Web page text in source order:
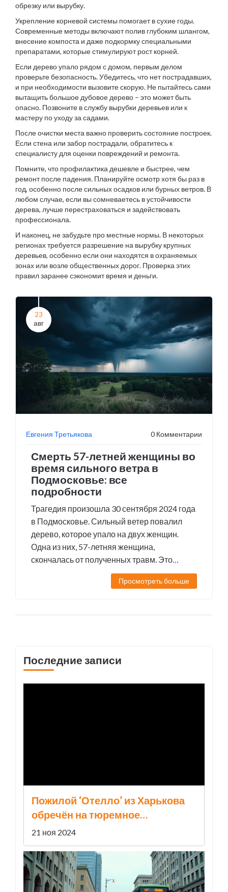
обрезку или вырубку.
Укрепление корневой системы помогает в сухие годы.
Современные методы включают полив глубоким шлангом,
внесение компоста и даже подкормку специальными
препаратами, которые стимулируют рост корней.
Если дерево упало рядом с домом, первым делом
проверьте безопасность. Убедитесь, что нет пострадавших,
и при необходимости вызовите скорую. Не пытайтесь сами
вытащить большое дубовое дерево – это может быть
опасно. Позвоните в службу вырубки деревьев или к
мастеру по уходу за садами.
После очистки места важно проверить состояние построек.
Если стена или забор пострадали, обратитесь к
специалисту для оценки повреждений и ремонта.
Помните, что профилактика дешевле и быстрее, чем
ремонт после падения. Планируйте осмотр хотя бы раз в
год, особенно после сильных осадков или бурных ветров. В
любом случае, если вы сомневаетесь в устойчивости
дерева, лучше перестраховаться и задействовать
профессионала.
И наконец, не забудьте про местные нормы. В некоторых
регионах требуется разрешение на вырубку крупных
деревьев, особенно если они находятся в охраняемых
зонах или возле общественных дорог. Проверка этих
правил заранее сэкономит время и деньги.
23
авг
Евгения Третьякова 0 Комментарии
Смерть 57-летней женщины во
время сильного ветра в
Подмосковье: все
подробности
Трагедия произошла 30 сентября 2024 года
в Подмосковье. Сильный ветер повалил
дерево, которое упало на двух женщин.
Одна из них, 57-летняя женщина,
скончалась от полученных травм. Это
происшествие подчеркивает опасности,
связанные с суровыми погодными
Просмотреть больше
Последние записи
Пожилой ‘Отелло’ из Харькова
обречён на тюремное
заключение за убийство жены из
ревности
21 ноя 2024